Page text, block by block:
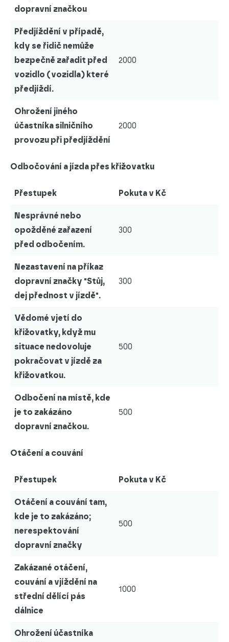
dopravní značkou
Předjíždění v případě,
kdy se řidič nemůže
bezpečně zařadit před
vozidlo (vozidla) které
předjíždí.
2000
Ohrožení jiného
účastníka silničního
provozu při předjíždění
2000
Odbočování a jízda přes křižovatku
Přestupek Pokuta v Kč
Nesprávné nebo
opožděné zařazení
před odbočením.
300
Nezastavení na příkaz
dopravní značky "Stůj,
dej přednost v jízdě".
300
Vědomé vjetí do
křižovatky, když mu
situace nedovoluje
pokračovat v jízdě za
křižovatkou.
500
Odbočení na místě, kde
je to zakázáno
dopravní značkou.
500
Otáčení a couvání
Přestupek Pokuta v Kč
Otáčení a couvání tam,
kde je to zakázáno;
nerespektování
dopravní značky
500
Zakázané otáčení,
couvání a vjíždění na
střední dělící pás
dálnice
1000
Ohrožení účastníka